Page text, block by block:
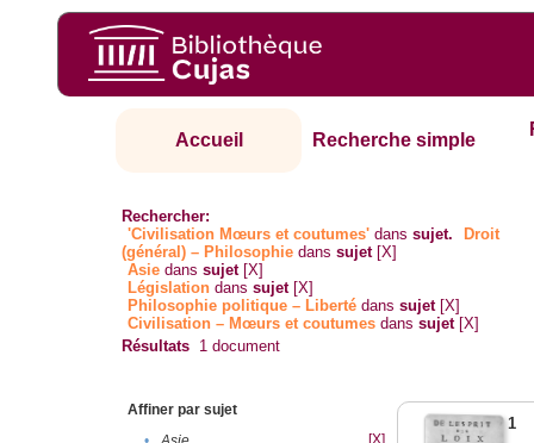
Accueil Recherche simple
Rechercher:
'Civilisation Mœurs et coutumes' danssujet.
Droit
(général) – Philosophie danssujet [X]
Asie danssujet [X]
Législation danssujet [X]
Philosophie politique – Liberté danssujet [X]
Civilisation – Mœurs et coutumes danssujet [X]
Résultats 1 document
Affiner par sujet
1